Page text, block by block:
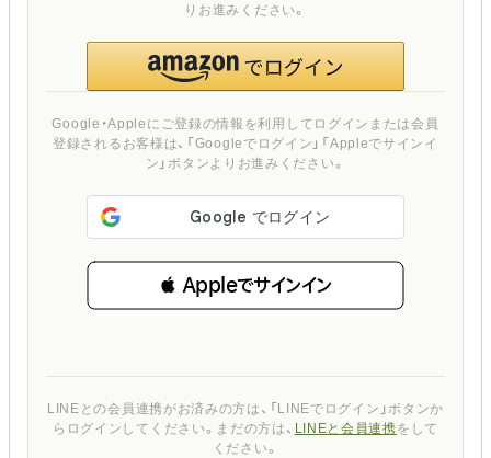
 Appleでサインイン
Google・Appleにご登録の情報を利用してログインまたは会員
登録されるお客様は、「Googleでログイン」「Appleでサインイ
ン」ボタンよりお進みください。
りお進みください。
LINEとの会員連携がお済みの方は、「LINEでログイン」ボタンか
らログインしてください。まだの方は、 LINEと会員連携をして
ください。